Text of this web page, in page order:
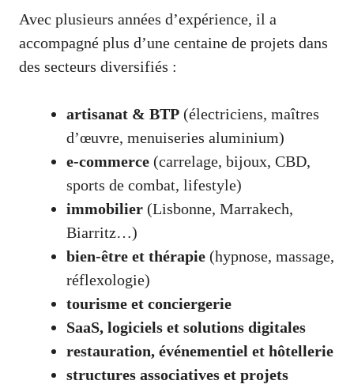
Avec plusieurs années d’expérience, il a
accompagné plus d’une centaine de projets dans
des secteurs diversifiés :
artisanat & BTP (électriciens, maîtres
d’œuvre, menuiseries aluminium)
e-commerce (carrelage, bijoux, CBD,
sports de combat, lifestyle)
immobilier (Lisbonne, Marrakech,
Biarritz…)
bien-être et thérapie (hypnose, massage,
réflexologie)
tourisme et conciergerie
SaaS, logiciels et solutions digitales
restauration, événementiel et hôtellerie
structures associatives et projets